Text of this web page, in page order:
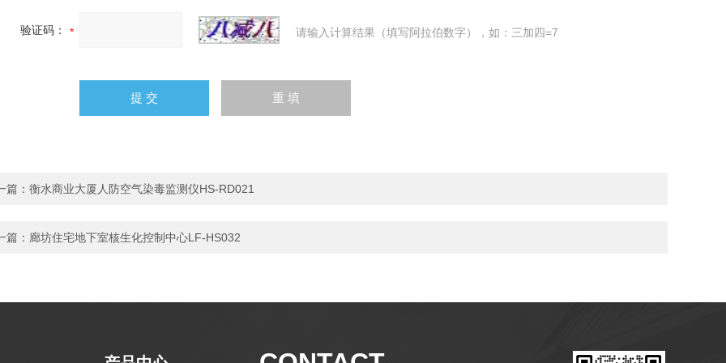
验证码： 请输入计算结果（填写阿拉伯数字），如：三加四=7
篇： 衡水商业大厦人防空气染毒监测仪HS-RD021
篇： 廊坊住宅地下室核生化控制中心LF-HS032